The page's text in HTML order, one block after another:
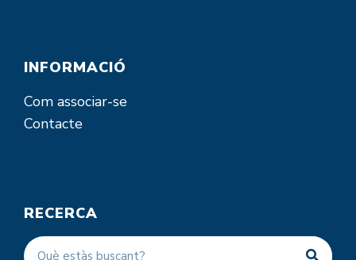
INFORMACIÓ
Com associar-se
Contacte
RECERCA